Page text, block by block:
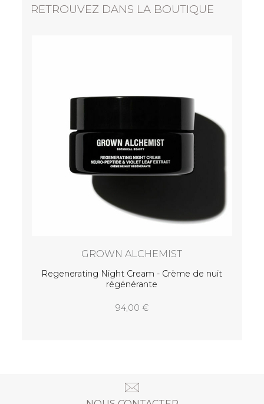
RETROUVEZ DANS LA BOUTIQUE